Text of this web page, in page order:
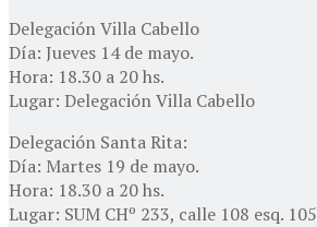
Delegación Villa Cabello
Día: Jueves 14 de mayo.
Hora: 18.30 a 20 hs.
Lugar: Delegación Villa Cabello
Delegación Santa Rita:
Día: Martes 19 de mayo.
Hora: 18.30 a 20 hs.
Lugar: SUM CHº 233, calle 108 esq. 105